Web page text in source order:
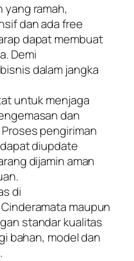
yang ramah,
dan ada free
dapat membuat
Demi
dalam jangka
untuk menjaga
dan
pengiriman
diupdate
dijamin aman
di
maupun
standar kualitas
bahan, model dan